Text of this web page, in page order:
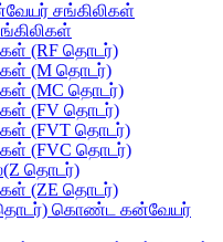
சங்கிலிகள்
(RF தொடர்)
(M தொடர்)
(MC தொடர்)
(FV தொடர்)
(FVT தொடர்)
(FVC தொடர்)
தொடர்)
(ZE தொடர்)
தொடர்) கொண்ட கன்வேயர்